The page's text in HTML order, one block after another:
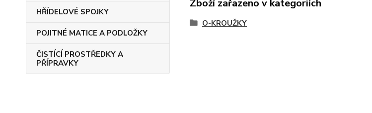
HŘÍDELOVÉ SPOJKY
POJITNÉ MATICE A PODLOŽKY
ČISTÍCÍ PROSTŘEDKY A
PŘÍPRAVKY
Zboží zařazeno v kategoriích
O-KROUŽKY